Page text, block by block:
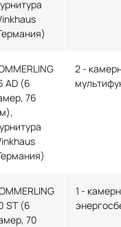
AD (6
76
2 -
ST (6
70
1 -